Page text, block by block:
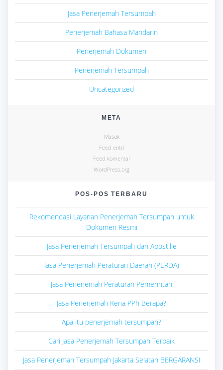
Jasa Penerjemah Tersumpah
Penerjemah Bahasa Mandarin
Penerjemah Dokumen
Penerjemah Tersumpah
Uncategorized
META
Masuk
Feed entri
Feed komentar
WordPress.org
POS-POS TERBARU
Rekomendasi Layanan Penerjemah Tersumpah untuk
Dokumen Resmi
Jasa Penerjemah Tersumpah dan Apostille
Jasa Penerjemah Peraturan Daerah (PERDA)
Jasa Penerjemah Peraturan Pemerintah
Jasa Penerjemah Kena PPh Berapa?
Apa itu penerjemah tersumpah?
Cari Jasa Penerjemah Tersumpah Terbaik
Jasa Penerjemah Tersumpah Jakarta Selatan BERGARANSI